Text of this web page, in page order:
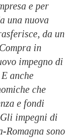
e per
una nuova
da un
in
impegno di
anche
che
e fondi
impegni di
Romagna sono